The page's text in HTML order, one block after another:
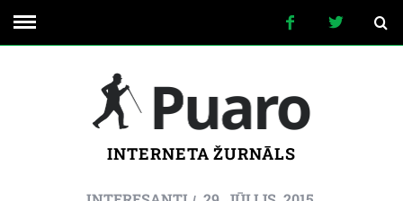
INTERNETA ŽURNĀLS